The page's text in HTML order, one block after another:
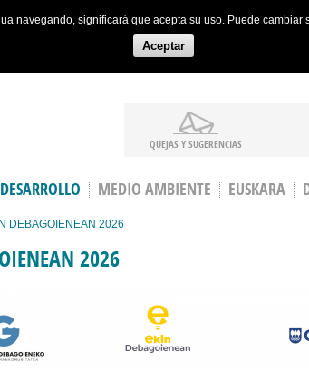
navegando, significará que acepta su uso. Puede
Aceptar
QUEJAS Y SUGERENCIAS
MEDIO AMBIENTE EUSKARA
DEBAGOIENEAN 2026
2026